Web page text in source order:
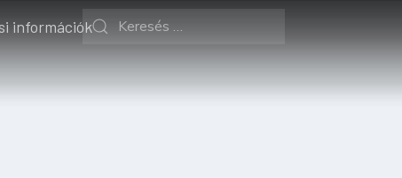
információk